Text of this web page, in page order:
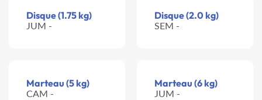
Disque (1.75 kg)
JUM -
Disque (2.0 kg)
SEM -
Marteau (5 kg)
CAM -
Marteau (6 kg)
JUM -